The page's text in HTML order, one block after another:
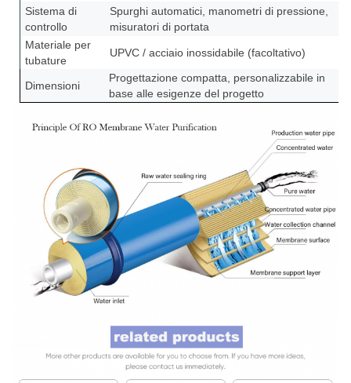
Sistema di
controllo
Spurghi automatici, manometri di pressione,
misuratori di portata
Materiale per
tubature
UPVC / acciaio inossidabile (facoltativo)
Dimensioni
Progettazione compatta, personalizzabile in
base alle esigenze del progetto